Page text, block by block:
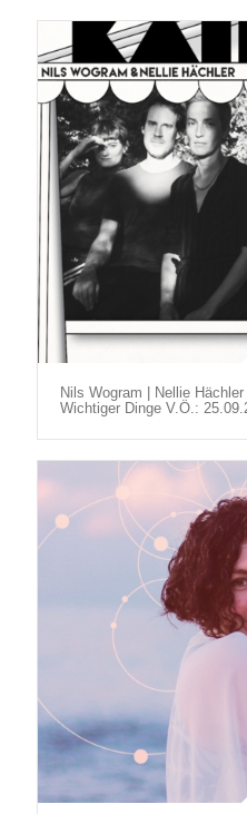
Nils Wogram | Nellie
Wichtiger Dinge V.Ö.: